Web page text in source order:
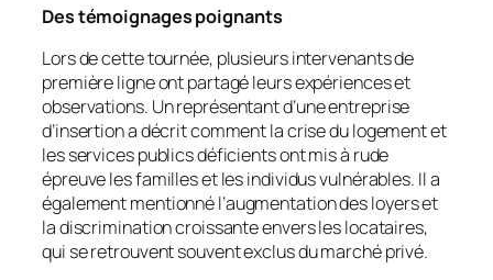
Des témoignages poignants
Lors de cette tournée, plusieurs intervenants de
première ligne ont partagé leurs expériences et
observations. Un représentant d’une entreprise
d’insertion a décrit comment la crise du logement et
les services publics déficients ont mis à rude
épreuve les familles et les individus vulnérables. Il a
également mentionné l’augmentation des loyers et
la discrimination croissante envers les locataires,
qui se retrouvent souvent exclus du marché privé.